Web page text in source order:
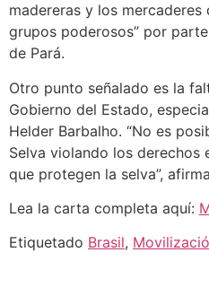
madereras y los
grupos poderosos” por
de Pará.
Otro punto señalado es la
Gobierno del Estado,
Helder Barbalho. “No es
Selva violando los derechos
que protegen la selva”,
Lea la carta completa aquí:
Etiquetado Brasil,